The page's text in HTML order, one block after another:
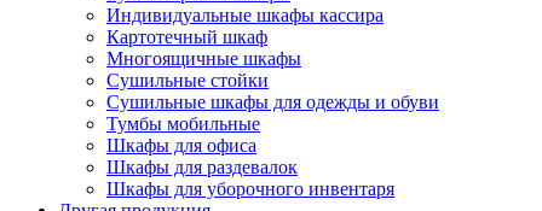
Индивидуальные шкафы кассира
Картотечный шкаф
Многоящичные шкафы
Сушильные стойки
Сушильные шкафы для одежды и обуви
Тумбы мобильные
Шкафы для офиса
Шкафы для раздевалок
Шкафы для уборочного инвентаря